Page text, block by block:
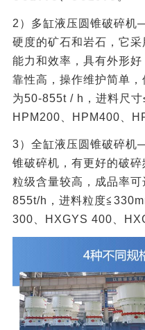
2）多缸液压圆锥破碎
硬度的矿石和岩石，它
能力和效率，具有外形
靠性高，操作维护简单
为50-855t / h，进料尺寸
HPM200、HPM400、
3）全缸液压圆锥破碎
锥破碎机，有更好的破
粒级含量较高，成品率
855t/h，进料粒度
300、HXGYS 400、